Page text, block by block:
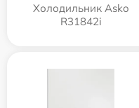
Холодильник Asko
R31842i